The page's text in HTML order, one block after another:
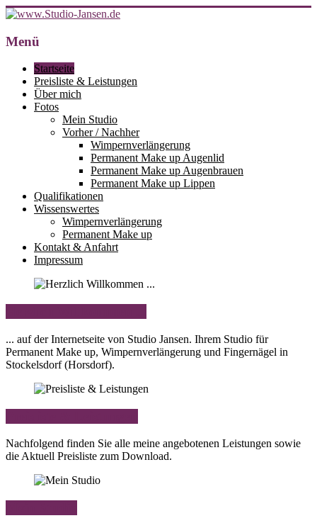
Zum
springen
www.Studio-
Jansen.de
Wimpernverlängerung
Fingernägel
Stockelsdorf
(Horsdorf)
Lübeck
Menü
Startseite
Preisliste & Leistungen
Über mich
Fotos
Mein Studio
Vorher / Nachher
Wimpernverlängerung
Permanent Make up Augenlid
Permanent Make up Augenbrauen
Permanent Make up Lippen
Qualifikationen
Wissenswertes
Wimpernverlängerung
Permanent Make up
Kontakt & Anfahrt
Impressum
... auf der Internetseite von Studio Jansen. Ihrem Studio für
Permanent Make up, Wimpernverlängerung und Fingernägel in
Stockelsdorf (Horsdorf).
Nachfolgend finden Sie alle meine angebotenen Leistungen sowie
die Aktuell Preisliste zum Download.